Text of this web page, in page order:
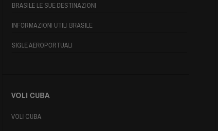
BRASILE LE SUE DESTINAZIONI
INFORMAZIONI UTILI BRASILE
SIGLE AEROPORTUALI
VOLI CUBA
VOLI CUBA